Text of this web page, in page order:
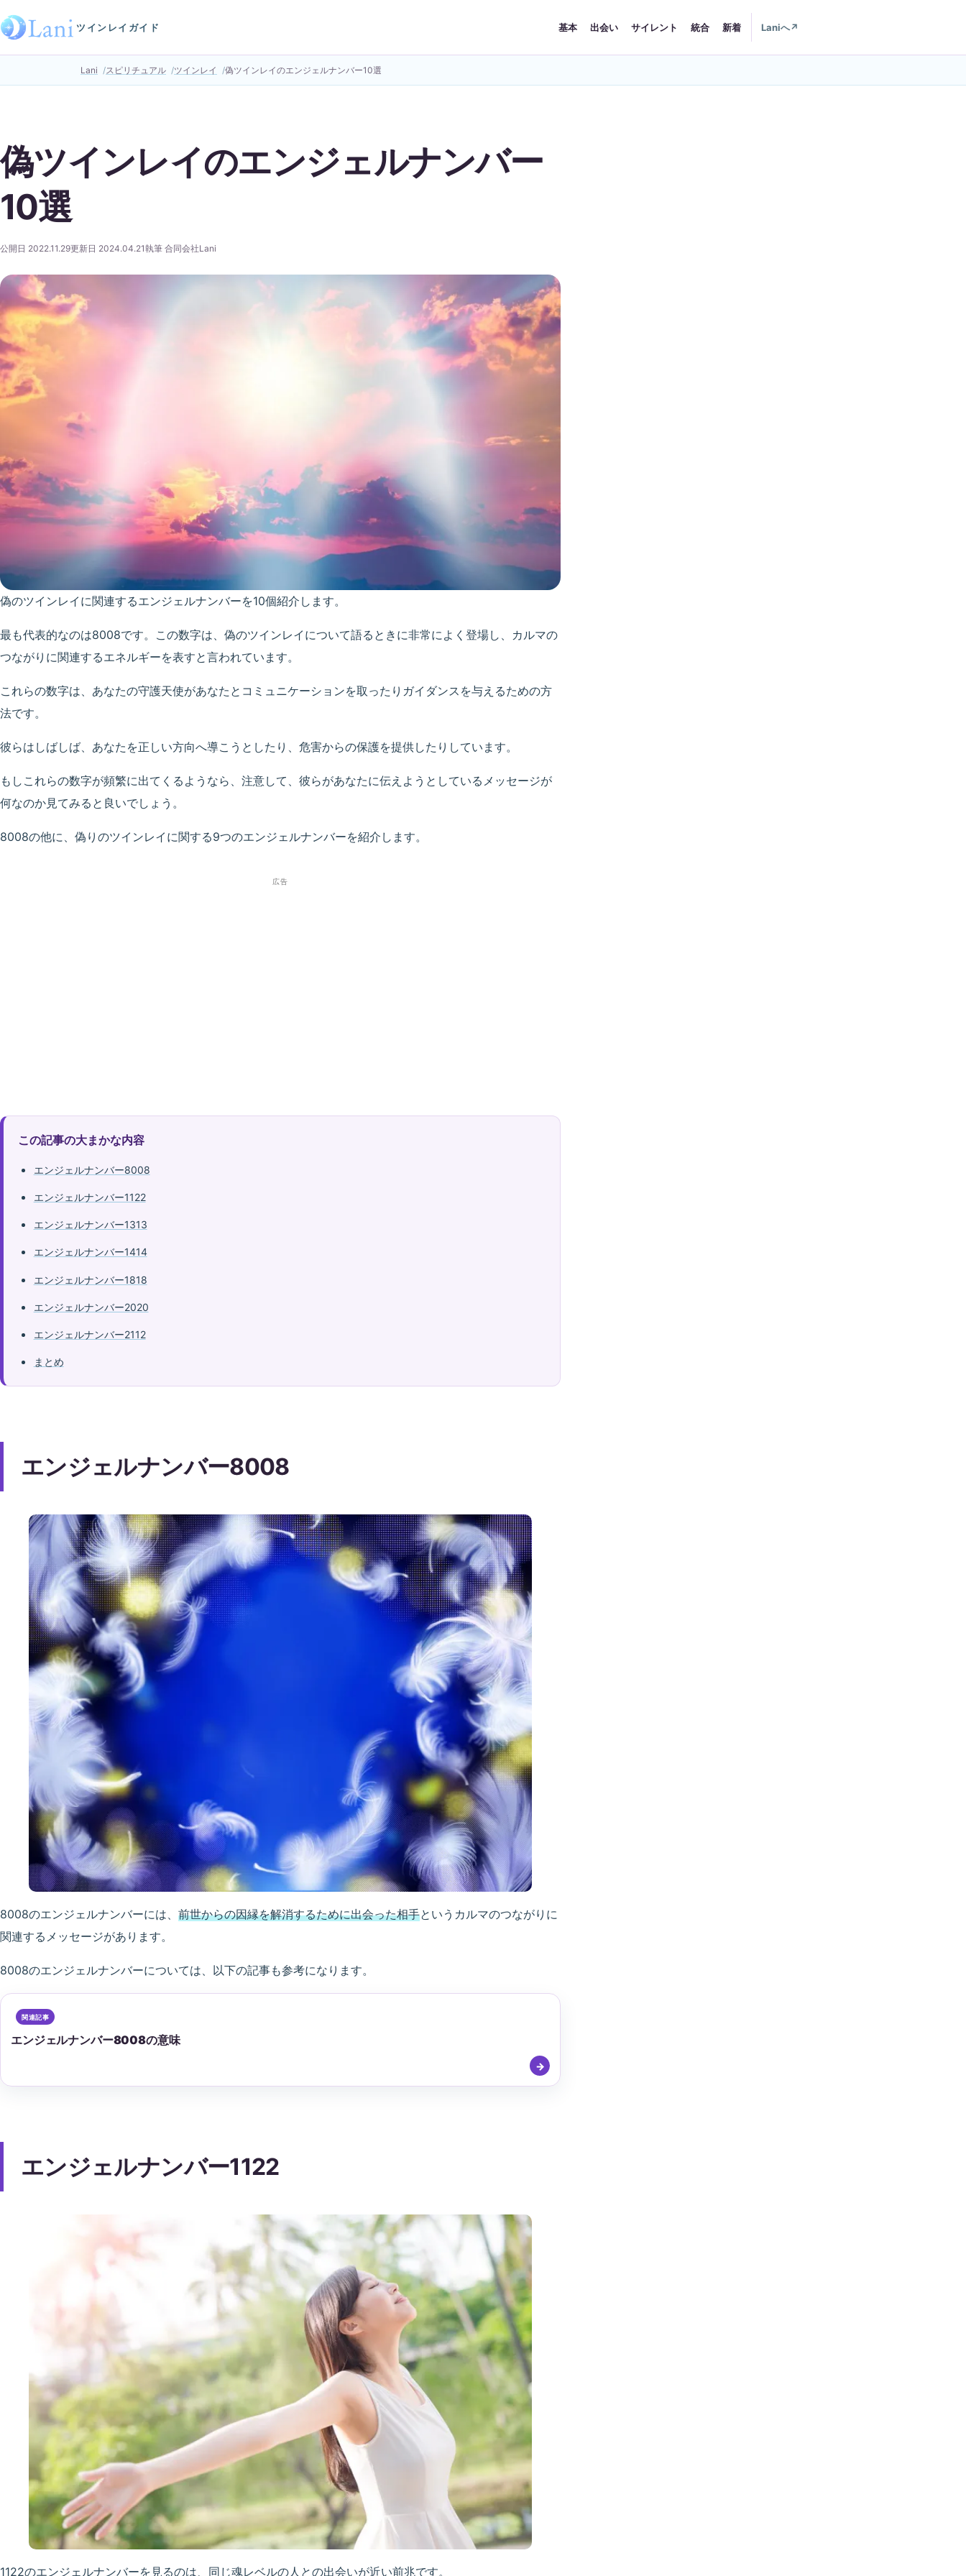
ツインレイガイド 基本 出会い サイレント 統合 新着 Laniへ↗
Lani スピリチュアル ツインレイ 偽ツインレイのエンジェルナンバー10選
偽ツインレイのエンジェルナンバー
10選
公開日 2022.11.29更新日 2024.04.21執筆 合同会社Lani
偽のツインレイに関連するエンジェルナンバーを10個紹介します。
最も代表的なのは8008です。この数字は、偽のツインレイについて語るときに非常によく登場し、カルマの
つながりに関連するエネルギーを表すと言われています。
これらの数字は、あなたの守護天使があなたとコミュニケーションを取ったりガイダンスを与えるための方
法です。
彼らはしばしば、あなたを正しい方向へ導こうとしたり、危害からの保護を提供したりしています。
もしこれらの数字が頻繁に出てくるようなら、注意して、彼らがあなたに伝えようとしているメッセージが
何なのか見てみると良いでしょう。
8008の他に、偽りのツインレイに関する9つのエンジェルナンバーを紹介します。
広告
この記事の大まかな内容
エンジェルナンバー8008
エンジェルナンバー1122
エンジェルナンバー1313
エンジェルナンバー1414
エンジェルナンバー1818
エンジェルナンバー2020
エンジェルナンバー2112
まとめ
エンジェルナンバー8008
8008のエンジェルナンバーには、 前世からの因縁を解消するために出会った相手というカルマのつながりに
関連するメッセージがあります。
8008のエンジェルナンバーについては、以下の記事も参考になります。
エンジェルナンバー8008の意味
エンジェルナンバー1122
1122のエンジェルナンバーを見るのは、同じ魂レベルの人との出会いが近い前兆です。